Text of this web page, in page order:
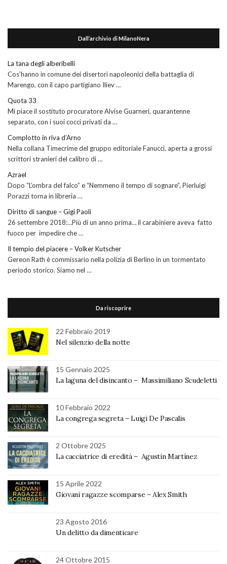
Dall’archivio di MilanoNera
La tana degli alberibelli
Cos'hanno in comune dei disertori napoleonici della battaglia di
Marengo, con il capo partigiano Iliev …
Quota 33
Mi piace il sostituto procuratore Alvise Guarneri, quarantenne
separato, con i suoi cocci privati da …
Complotto in riva d’Arno
Nella collana Timecrime del gruppo editoriale Fanucci, aperta a grossi
scrittori stranieri del calibro di …
Azrael
Dopo “L’ombra del falco” e “Nemmeno il tempo di sognare“, Pierluigi
Porazzi torna in libreria …
Diritto di sangue – Gigi Paoli
26 settembre 2018:…Più di un anno prima… il carabiniere aveva fatto
fuoco per impedire che …
Il tempio del piacere – Volker Kutscher
Gereon Rath è commissario nella polizia di Berlino in un tormentato
periodo storico. Siamo nel …
Da riscoprire
22 Febbraio 2019
Nel silenzio della notte
15 Gennaio 2025
La laguna del disincanto – Massimiliano Scudeletti
10 Febbraio 2022
La congrega segreta – Luigi De Pascalis
2 Ottobre 2025
La cacciatrice di eredità – Agustín Martínez
15 Aprile 2022
Giovani ragazze scomparse – Alex Smith
23 Agosto 2016
Un delitto da dimenticare
24 Ottobre 2015